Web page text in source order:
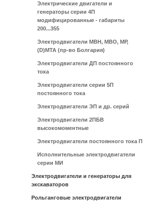
Электрические двигатели и
генераторы серии 4П
модифицированные - габариты
200...355
Электродвигатели МВН, МВО, МР,
(D)МТА (пр-во Болгария)
Электродвигатели ДП постоянного
тока
Электродвигатели серии 5П
постоянного тока
Электродвигатели ЭП и др. серий
Электродвигатели 2ПБВ
высокомоментные
Электродвигатели постоянного тока П
Исполнительные электродвигатели
серии МИ
Электродвигатели и генераторы для
экскаваторов
Рольганговые электродвигатели